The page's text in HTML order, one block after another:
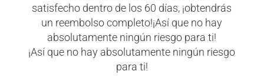
satisfecho dentro de los 60 días, ¡obtendrás
un reembolso completo!¡Así que no hay
absolutamente ningún riesgo para ti!
¡Así que no hay absolutamente ningún riesgo
para ti!